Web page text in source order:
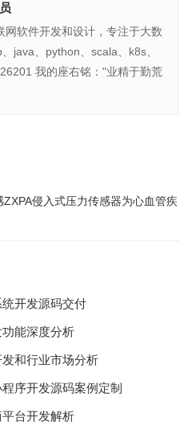
软件开发和设计，专注于大数
java、python、scala、k8s、
我的座右铭："业精于勤荒
侵入式压力传感器为心血管疾
开发源码交付
能深度分析
和行业市场分析
序开发源码案例定制
平台开发解析